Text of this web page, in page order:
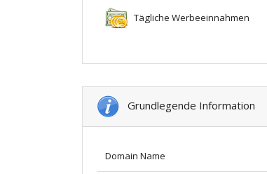
Tägliche Werbeeinnahmen
Grundlegende Information
Domain Name